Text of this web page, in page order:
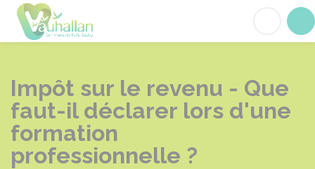
Impôt sur le revenu - Que
faut-il déclarer lors d'une
formation
professionnelle ?